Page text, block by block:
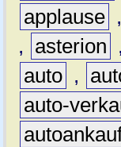
applause ,
,
asterion ,
auto ,
auto-